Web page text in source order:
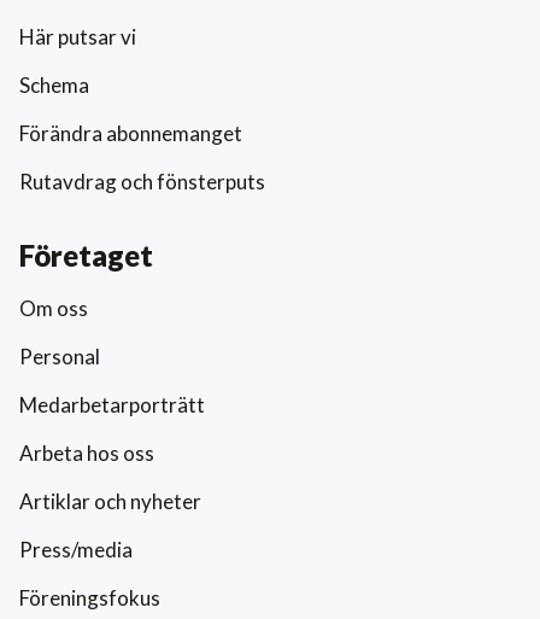
Här putsar vi
Schema
Förändra abonnemanget
Rutavdrag och fönsterputs
Företaget
Om oss
Personal
Medarbetarporträtt
Arbeta hos oss
Artiklar och nyheter
Press/media
Föreningsfokus